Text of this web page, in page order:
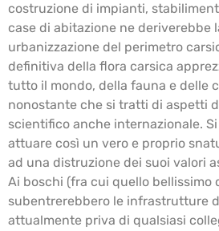
costruzione di impianti,
case di abitazione ne deriverebbe
urbanizzazione del perimetro
definitiva della flora carsica
tutto il mondo, della fauna e delle
nonostante che si tratti di aspetti
scientifico anche internazionale.
attuare così un vero e proprio
ad una distruzione dei suoi valori
Ai boschi (fra cui quello bellissimo
subentrerebbero le infrastrutture
attualmente priva di qualsiasi